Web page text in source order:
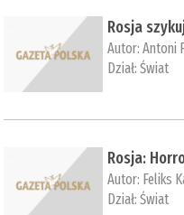
Rosja
Autor:Antoni
Dział:Świat
Rosja:
Autor: Feliks
Dział:Świat